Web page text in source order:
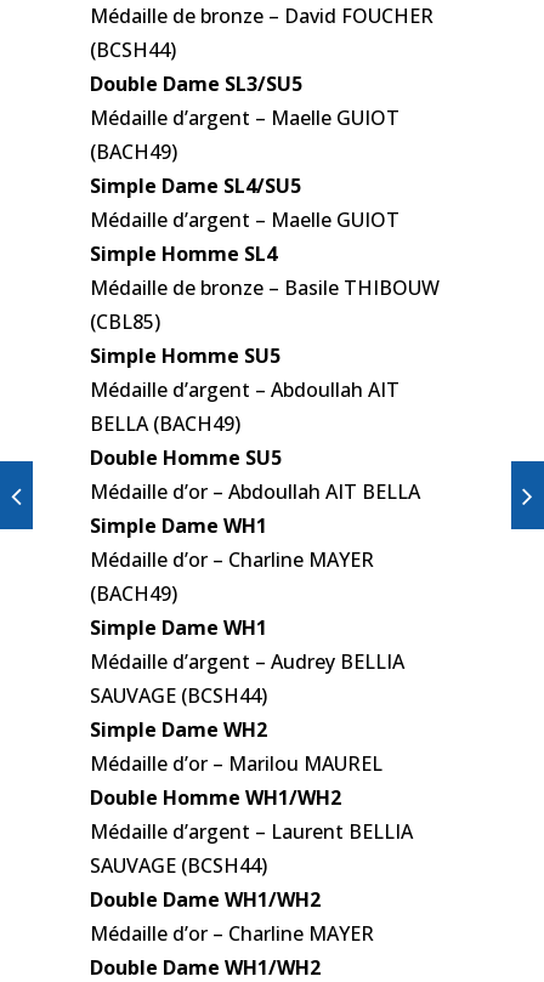
Médaille de bronze – David FOUCHER
(BCSH44)
Double Dame SL3/SU5
Médaille d’argent – Maelle GUIOT
(BACH49)
Simple Dame SL4/SU5
Médaille d’argent – Maelle GUIOT
Simple Homme SL4
Médaille de bronze – Basile THIBOUW
(CBL85)
Simple Homme SU5
Médaille d’argent – Abdoullah AIT
BELLA (BACH49)
Double Homme SU5
Médaille d’or – Abdoullah AIT BELLA
Simple Dame WH1
Médaille d’or – Charline MAYER
(BACH49)
Simple Dame WH1
Médaille d’argent – Audrey BELLIA
SAUVAGE (BCSH44)
Simple Dame WH2
Médaille d’or – Marilou MAUREL
Double Homme WH1/WH2
Médaille d’argent – Laurent BELLIA
SAUVAGE (BCSH44)
Double Dame WH1/WH2
Médaille d’or – Charline MAYER
Double Dame WH1/WH2